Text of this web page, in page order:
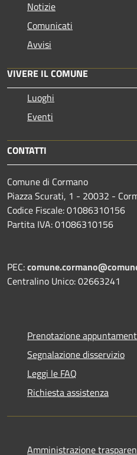
Notizie
Comunicati
Avvisi
VIVERE IL COMUNE
Luoghi
Eventi
CONTATTI
Comune di Cormano
Piazza Scurati, 1 - 20032 -
Codice Fiscale: 01086310156
Partita IVA: 01086310156
PEC:
Centralino Unico: 02663241
Prenotazione
Segnalazione disservizio
Leggi le FAQ
Richiesta assistenza
Amministrazione